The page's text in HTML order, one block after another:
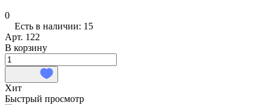
0
Есть в наличии: 15
Арт. 122
В корзину
Хит
Быстрый просмотр